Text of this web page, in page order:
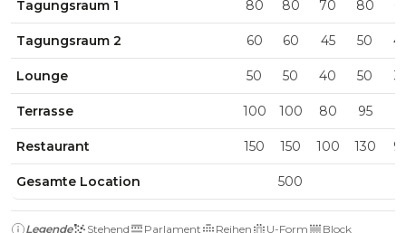
Tagungsraum 1 80 80 70 80
Tagungsraum 2 60 60 45 50
Lounge 50 50 40 50
Terrasse 100 100 80 95
Restaurant 150 150 100 130
Gesamte Location 500
Legende Stehend Parlament Reihen U-Form
Block